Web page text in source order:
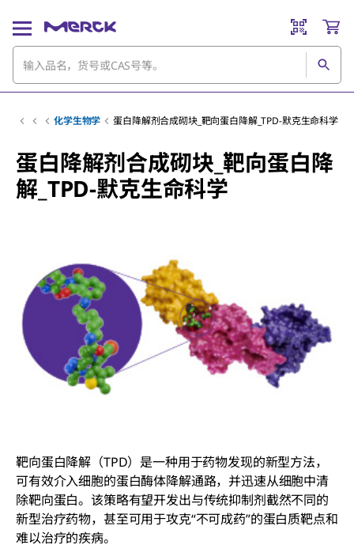
化学生物学 蛋白降解剂合成砌块_靶向蛋白降解_TPD-默克生命科学
蛋白降解剂合成砌块_靶向蛋白降
解_TPD-默克生命科学
靶向蛋白降解（TPD）是一种用于药物发现的新型方法，
可有效介入细胞的蛋白酶体降解通路，并迅速从细胞中清
除靶向蛋白。该策略有望开发出与传统抑制剂截然不同的
新型治疗药物，甚至可用于攻克“不可成药”的蛋白质靶点和
难以治疗的疾病。